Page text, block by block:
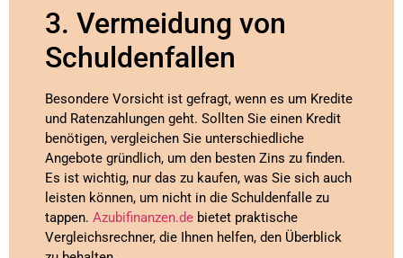
3. Vermeidung von
Schuldenfallen
Besondere Vorsicht ist gefragt, wenn es um Kredite
und Ratenzahlungen geht. Sollten Sie einen Kredit
benötigen, vergleichen Sie unterschiedliche
Angebote gründlich, um den besten Zins zu finden.
Es ist wichtig, nur das zu kaufen, was Sie sich auch
leisten können, um nicht in die Schuldenfalle zu
tappen. Azubifinanzen.de bietet praktische
Vergleichsrechner, die Ihnen helfen, den Überblick